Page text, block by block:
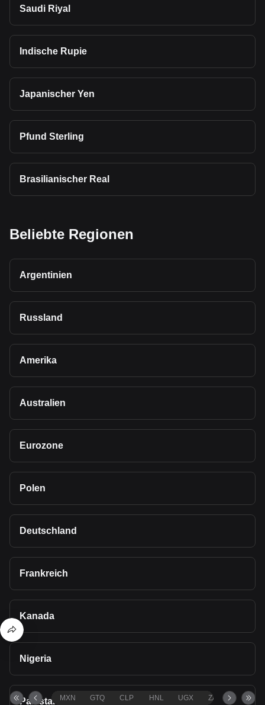
Saudi Riyal
Indische Rupie
Japanischer Yen
Pfund Sterling
Brasilianischer Real
Beliebte Regionen
Argentinien
Russland
Amerika
Australien
Eurozone
Polen
Deutschland
Frankreich
Kanada
Nigeria
Pakistan MXN GTQ CLP HNL UGX ZAR TND